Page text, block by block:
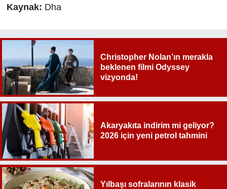
Kaynak: Dha
Christopher Nolan’ın merakla
beklenen filmi Odyssey
vizyonda!
Akaryakıta indirim mi geliyor?
2026 için yeni petrol tahmini
Yılbaşı sofralarının klasik